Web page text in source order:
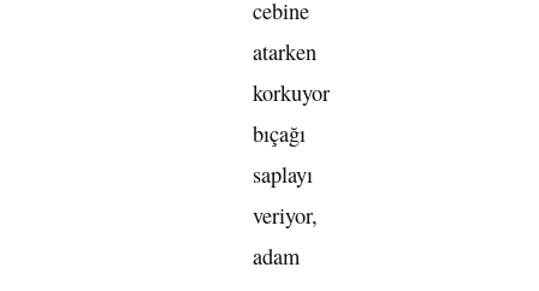
cebine
atarken
korkuyor
bıçağı
saplayı
veriyor,
adam